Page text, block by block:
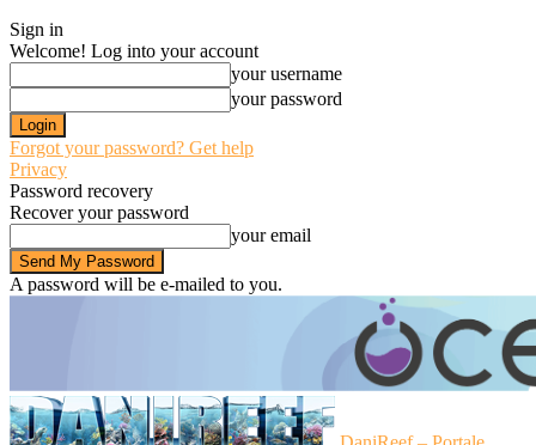
Sign in
Welcome! Log into your account
your username
your password
Forgot your password? Get help
Privacy
Password recovery
Recover your password
your email
A password will be e-mailed to you.